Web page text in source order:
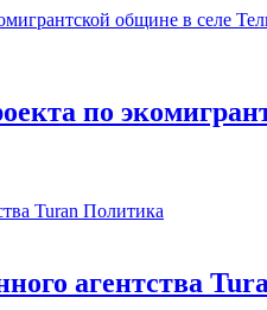
по
Политика
агентства